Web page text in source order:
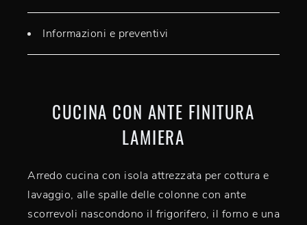
Informazioni e preventivi
CUCINA CON ANTE FINITURA
LAMIERA
Arredo cucina con isola attrezzata per cottura e
lavaggio, alle spalle delle colonne con ante
scorrevoli nascondono il frigorifero, il forno e una